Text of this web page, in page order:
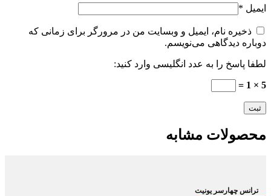
ایمیل *
ذخیره نام، ایمیل و وبسایت من در مرورگر برای زمانی که
دوباره دیدگاهی می‌نویسم.
لطفا پاسخ را به عدد انگلیسی وارد کنید:
5 × 1 =
محصولات مشابه
ترانس چهارسر یونیت